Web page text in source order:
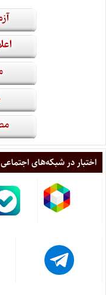
اختبار در شبکه‌های اجتماعی